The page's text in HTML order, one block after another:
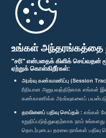
உங்கள் அந்தரங்கத்தை
"சரி" என்பதைக் கிளிக் செய்வதன்
ஏற்றுக் கொள்கிறீர்கள்:
அமர்வு கண்காணிப்பு (Session
ரீதியான அனுபவத்திற்காக எங்கள்
கண்காணிக்க அமர்வுகளைப்
தரவினைப் பதிவு செய்தல் : எங்கள்
உறுதிப்படுத்துவதற்காக நாம்
தொடர்புடைய தரவை நாங்கள் பதிவு
பாராளுமன்ற கையடக்க செயலி
எம்மை பின்தொடர்க :
விருதுகள்